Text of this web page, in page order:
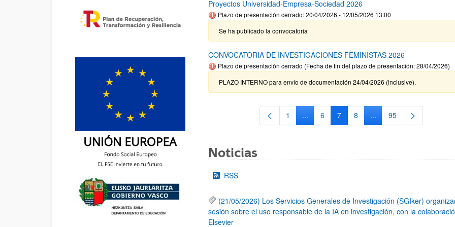
Proyectos Universidad-Empresa-Sociedad 2026
Plazo de presentación cerrado: 20/04/2026 - 12/05/2026 13:00
Se ha publicado la convocatoria
CONVOCATORIA DE INVESTIGACIONES FEMINISTAS 2026
Plazo de presentación cerrado (Fecha de fin del plazo de presentación: 28/04/2026)
PLAZO INTERNO para envío de documentación 24/04/2026 (inclusive).
Página
1 ...Páginas intermedias Use TAB para desplazarse.
Página
6 Página
7 Página
8 ...Páginas intermedias
Página
95
Noticias
RSS
(21/05/2026) Los Servicios Generales de Investigación (SGIker)
sesión sobre el uso responsable de la IA en investigación, con la
Elsevier